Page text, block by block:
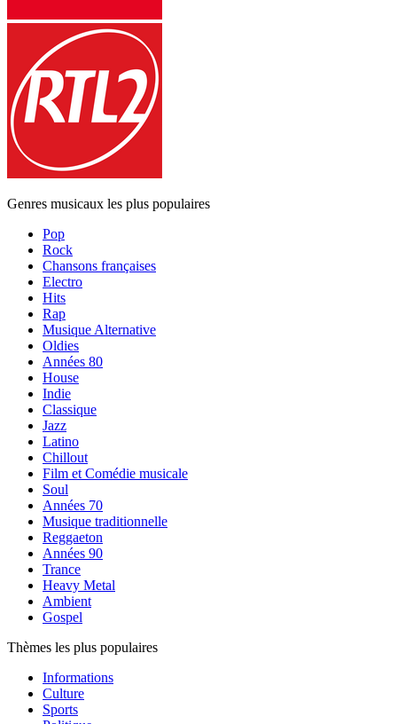
Genres musicaux les plus populaires
Pop
Rock
Chansons françaises
Electro
Hits
Rap
Musique Alternative
Oldies
Années 80
House
Indie
Classique
Jazz
Latino
Chillout
Film et Comédie musicale
Soul
Années 70
Musique traditionnelle
Reggaeton
Années 90
Trance
Heavy Metal
Ambient
Gospel
Thèmes les plus populaires
Informations
Culture
Sports